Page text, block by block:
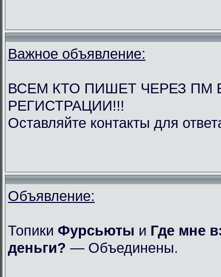
Важное объявление:
ВСЕМ КТО ПИШЕТ ЧЕРЕЗ ПМ
РЕГИСТРАЦИИ!!!
Оставляйте контакты для
Объявление:
Топики Фурсьюты и Где мне
деньги? — Объединены.